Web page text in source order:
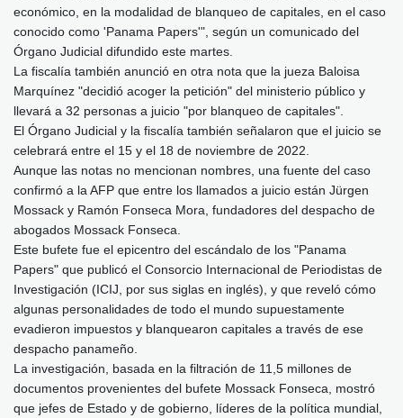
económico, en la modalidad de blanqueo de capitales, en el caso
conocido como 'Panama Papers'", según un comunicado del
Órgano Judicial difundido este martes.
La fiscalía también anunció en otra nota que la jueza Baloisa
Marquínez "decidió acoger la petición" del ministerio público y
llevará a 32 personas a juicio "por blanqueo de capitales".
El Órgano Judicial y la fiscalía también señalaron que el juicio se
celebrará entre el 15 y el 18 de noviembre de 2022.
Aunque las notas no mencionan nombres, una fuente del caso
confirmó a la AFP que entre los llamados a juicio están Jürgen
Mossack y Ramón Fonseca Mora, fundadores del despacho de
abogados Mossack Fonseca.
Este bufete fue el epicentro del escándalo de los "Panama
Papers" que publicó el Consorcio Internacional de Periodistas de
Investigación (ICIJ, por sus siglas en inglés), y que reveló cómo
algunas personalidades de todo el mundo supuestamente
evadieron impuestos y blanquearon capitales a través de ese
despacho panameño.
La investigación, basada en la filtración de 11,5 millones de
documentos provenientes del bufete Mossack Fonseca, mostró
que jefes de Estado y de gobierno, líderes de la política mundial,